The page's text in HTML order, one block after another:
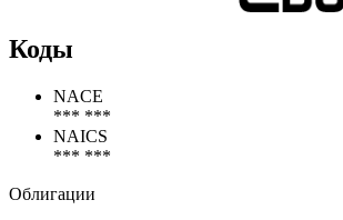
Коды
NACE
*** ***
NAICS
*** ***
Облигации